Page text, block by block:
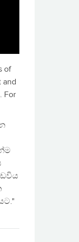
of
and
For